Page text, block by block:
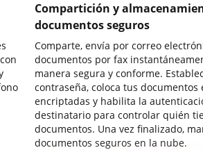
Compartición y
documentos seguros
Comparte, envía por correo
documentos por fax
manera segura y conforme.
contraseña, coloca tus documentos
encriptadas y habilita la
destinatario para controlar quién
documentos. Una vez finalizado,
documentos seguros en la nube.